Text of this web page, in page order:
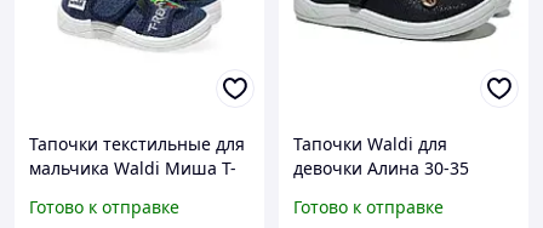
Тапочки текстильные для
мальчика Waldi Миша T-
Готово к отправке
Тапочки Waldi для
девочки Алина 30-35
Готово к отправке